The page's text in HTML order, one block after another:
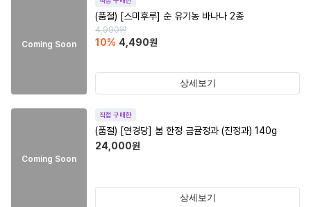
Coming Soon
(품절) [스미후루] 순 유기농 바나나 2종
4,990원
10% 4,490원
상세보기
Coming Soon
직접 구매한
(품절) [연경당] 봄 한정 금귤정과 (진정과) 140g
24,000원
상세보기